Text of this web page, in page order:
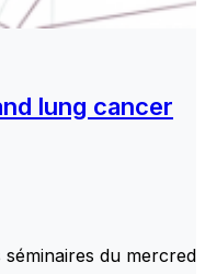
lung cancer
séminaires du mercredi